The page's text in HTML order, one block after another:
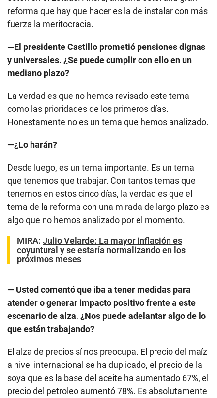
reforma que hay que hacer es la de instalar con más
fuerza la meritocracia.
—El presidente Castillo prometió pensiones dignas
y universales. ¿Se puede cumplir con ello en un
mediano plazo?
La verdad es que no hemos revisado este tema
como las prioridades de los primeros días.
Honestamente no es un tema que hemos analizado.
—¿Lo harán?
Desde luego, es un tema importante. Es un tema
que tenemos que trabajar. Con tantos temas que
tenemos en estos cinco días, la verdad es que el
tema de la reforma con una mirada de largo plazo es
algo que no hemos analizado por el momento.
MIRA: Julio Velarde: La mayor inflación es
coyuntural y se estaría normalizando en los
próximos meses
— Usted comentó que iba a tener medidas para
atender o generar impacto positivo frente a este
escenario de alza. ¿Nos puede adelantar algo de lo
que están trabajando?
El alza de precios sí nos preocupa. El precio del maíz
a nivel internacional se ha duplicado, el precio de la
soya que es la base del aceite ha aumentado 67%, el
precio del petroleo aumentó 78%. Es absolutamente